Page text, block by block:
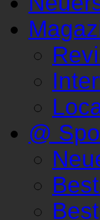
@